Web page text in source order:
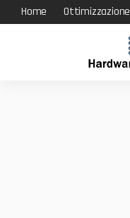
Home Ottimizzazione